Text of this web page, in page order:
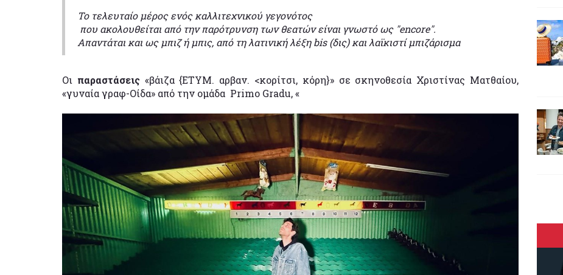
Το τελευταίο μέρος ενός καλλιτεχνικού γεγονότος
που ακολουθείται από την παρότρυνση των θεατών είναι γνωστό ως "encore".
Απαντάται και ως μπιζ ή μπις, από τη λατινική λέξη bis (δις) και λαϊκιστί μπιζάρισμα
Oι παραστάσεις«βάιζα {ΕΤΥΜ. αρβαν. <κορίτσι, κόρη}» σε σκηνοθεσία Χριστίνας Ματθαίου,
«γυναία γραφ-Οίδα» από την ομάδα Primo Gradu, «